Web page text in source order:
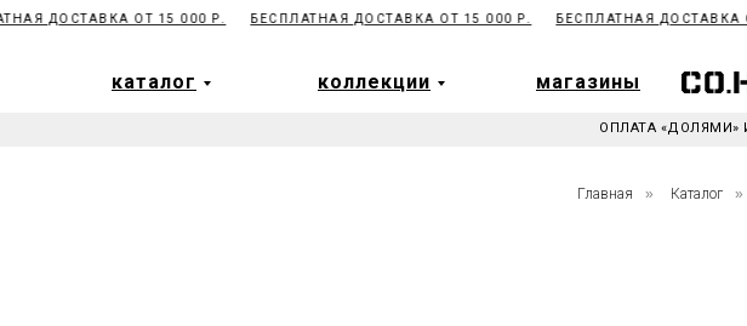
ДОСТАВКА ОТ 15 000 Р. БЕСПЛАТНАЯ ДОСТАВКА ОТ 15 000 Р. БЕСПЛАТНАЯ ДОСТАВКА ОТ
каталог коллекции магазины
каталог коллекции магазины
ОПЛАТА «ДОЛЯМИ»
Главная » Каталог »